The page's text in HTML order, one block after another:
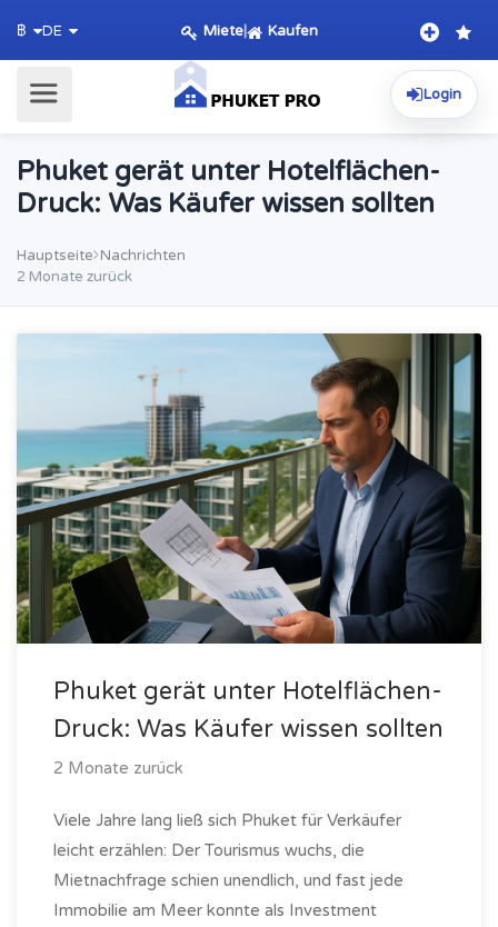
฿ DE Miete| Kaufen
Login
Phuket gerät unter Hotelflächen-
Druck: Was Käufer wissen sollten
Hauptseite Nachrichten
2 Monate zurück
Phuket gerät unter Hotelflächen-
Druck: Was Käufer wissen sollten
2 Monate zurück
Viele Jahre lang ließ sich Phuket für Verkäufer
leicht erzählen: Der Tourismus wuchs, die
Mietnachfrage schien unendlich, und fast jede
Immobilie am Meer konnte als Investment